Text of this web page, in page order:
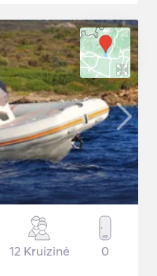
12 Kruizinė 0